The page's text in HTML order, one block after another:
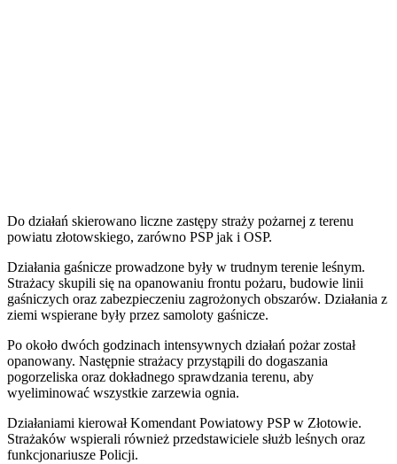
Do działań skierowano liczne zastępy straży pożarnej z terenu
powiatu złotowskiego, zarówno PSP jak i OSP.
Działania gaśnicze prowadzone były w trudnym terenie leśnym.
Strażacy skupili się na opanowaniu frontu pożaru, budowie linii
gaśniczych oraz zabezpieczeniu zagrożonych obszarów. Działania z
ziemi wspierane były przez samoloty gaśnicze.
Po około dwóch godzinach intensywnych działań pożar został
opanowany. Następnie strażacy przystąpili do dogaszania
pogorzeliska oraz dokładnego sprawdzania terenu, aby
wyeliminować wszystkie zarzewia ognia.
Działaniami kierował Komendant Powiatowy PSP w Złotowie.
Strażaków wspierali również przedstawiciele służb leśnych oraz
funkcjonariusze Policji.